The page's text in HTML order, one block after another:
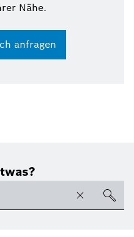
Nähe.
anfragen